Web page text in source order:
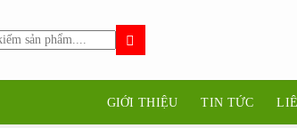
GIỚI THIỆU TIN TỨC